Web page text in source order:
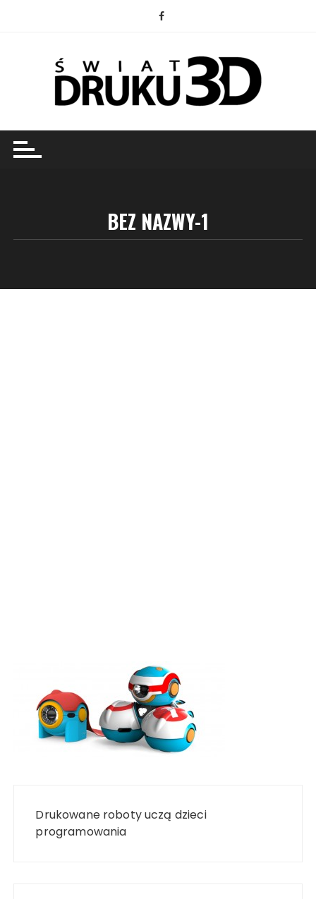
BEZ NAZWY-1
wpisu
Drukowane roboty uczą dzieci
programowania